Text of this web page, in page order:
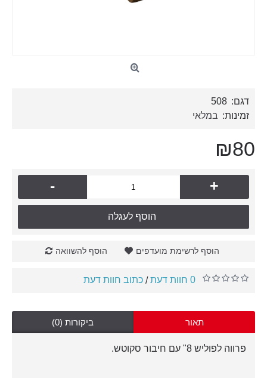
דגם: 508
זמינות: במלאי
₪80
- +
הוסף לעגלה
הוסף לרשימת מועדפים הוסף להשוואה
0 חוות דעת / כתוב חוות דעת
תאור ביקורות (0)
פרווה לפוליש 8" עם חיבור סקוטש.